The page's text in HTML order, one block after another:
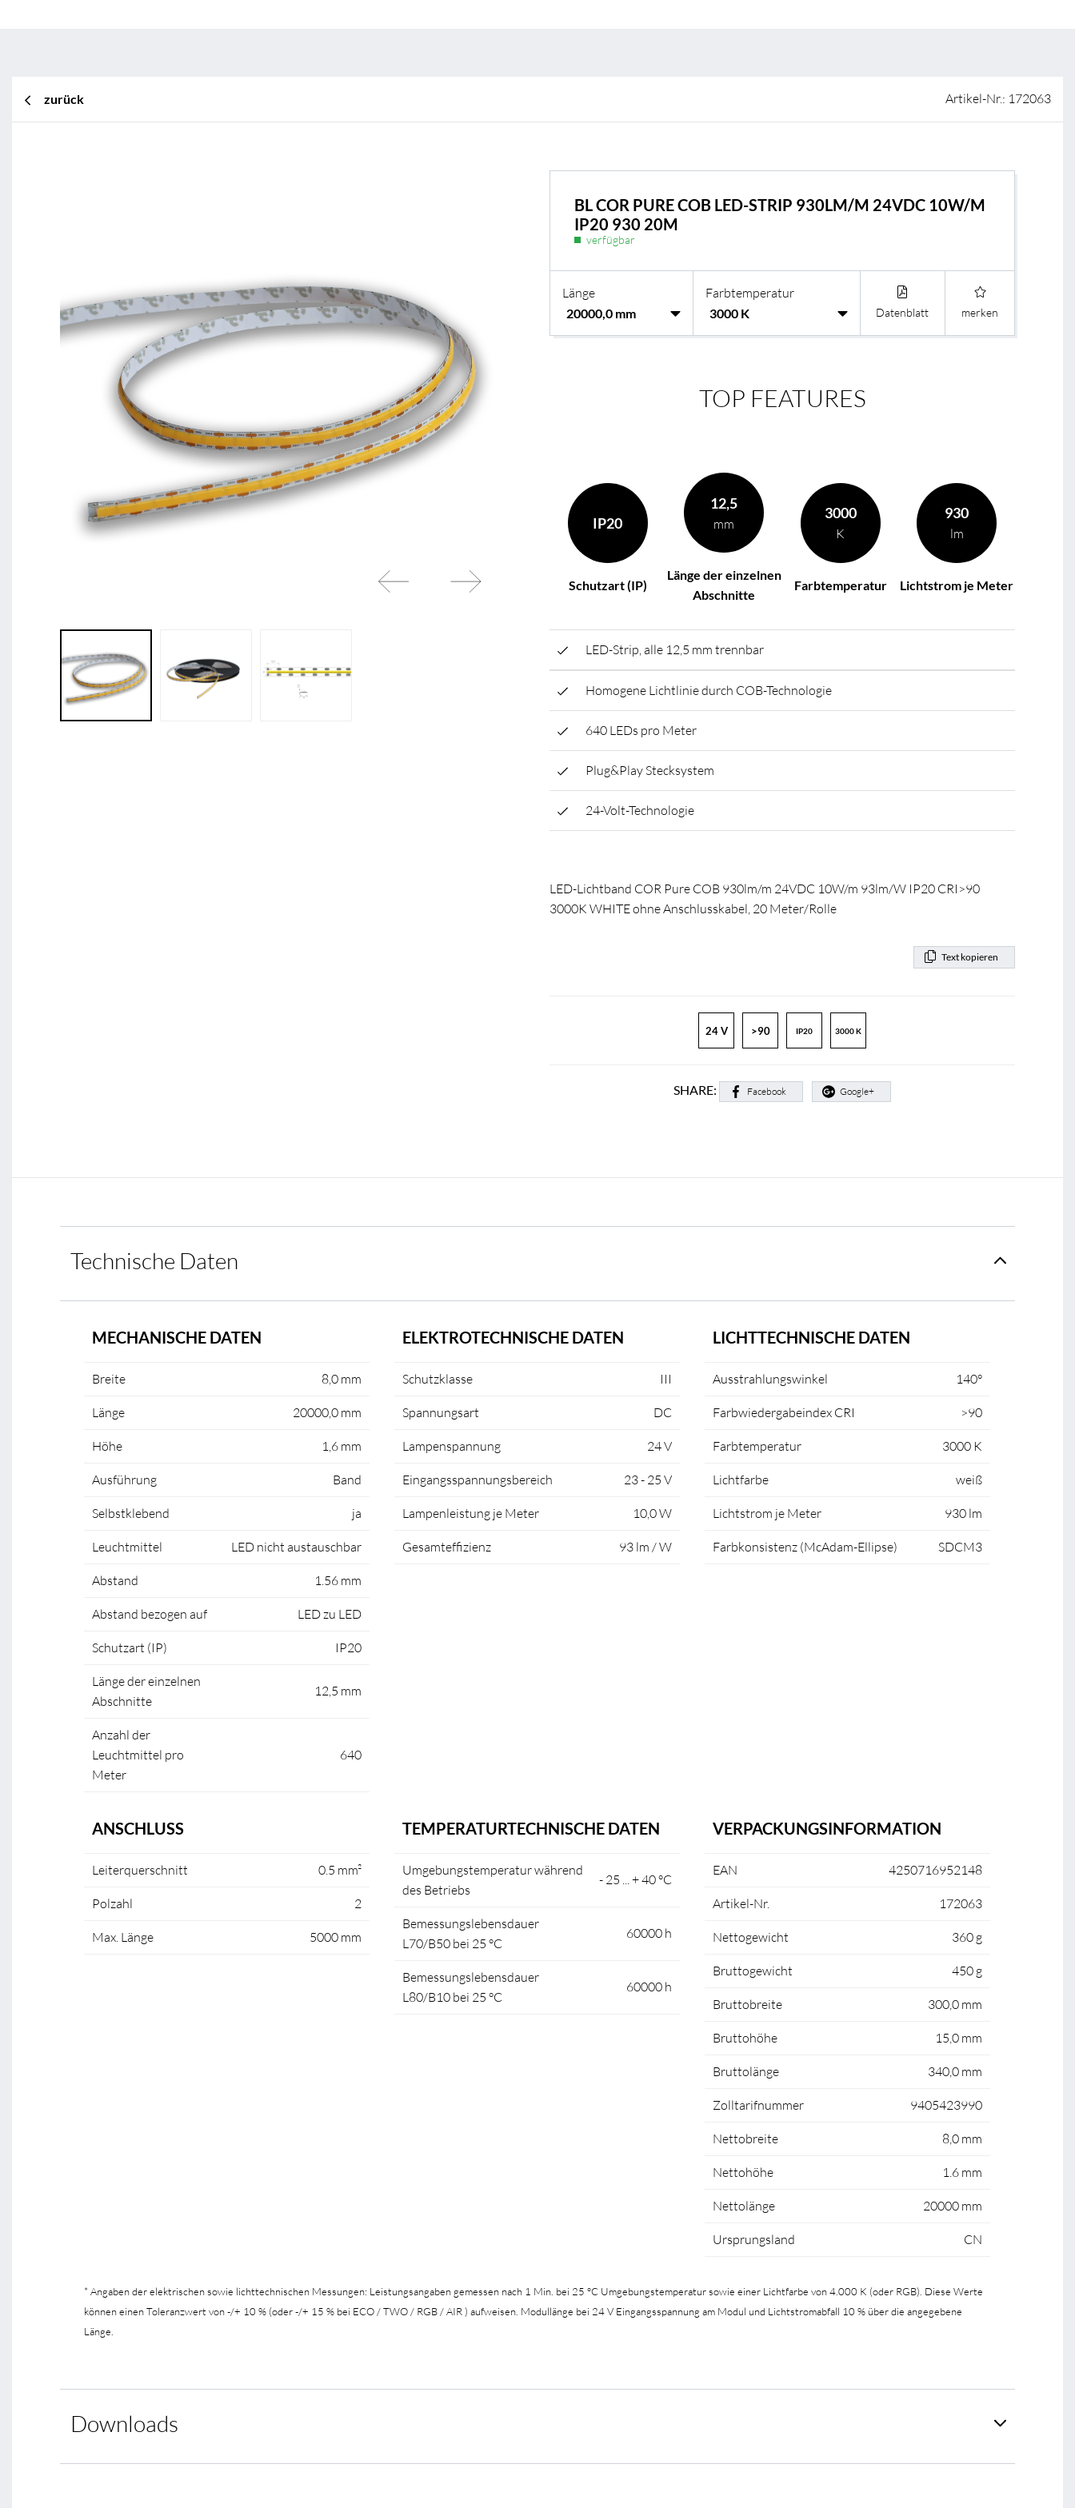
BL Shine XConfig
BL Shine XConfig - Sie stellen Ihr Produkt nach Ihren Wünschen zusammen
zurück Artikel-Nr.: 172063
BL COR PURE COB LED-STRIP 930LM/M 24VDC 10W/M
IP20 930 20M
verfügbar
Länge Farbtemperatur
Datenblatt merken
TOP FEATURES
IP20
Schutzart (IP)
12,5
mm
Länge der einzelnen
Abschnitte
3000
K
Farbtemperatur
930
lm
Lichtstrom je Meter
LED-Strip, alle 12,5 mm trennbar
Homogene Lichtlinie durch COB-Technologie
640 LEDs pro Meter
Plug&Play Stecksystem
24-Volt-Technologie
LED-Lichtband COR Pure COB 930lm/m 24VDC 10W/m 93lm/W IP20 CRI>90
3000K WHITE ohne Anschlusskabel, 20 Meter/Rolle
Text kopieren
24 V >90 IP20 3000 K
SHARE: Facebook Google+
Technische Daten
MECHANISCHE DATEN
Breite 8,0 mm
Länge 20000,0 mm
Höhe 1,6 mm
Ausführung Band
Selbstklebend ja
Leuchtmittel LED nicht austauschbar
Abstand 1.56 mm
Abstand bezogen auf LED zu LED
Schutzart (IP) IP20
Länge der einzelnen
Abschnitte
12,5 mm
Anzahl der
Leuchtmittel pro
Meter
640
ELEKTROTECHNISCHE DATEN
Schutzklasse III
Spannungsart DC
Lampenspannung 24 V
Eingangsspannungsbereich 23 - 25 V
Lampenleistung je Meter 10,0 W
Gesamteffizienz 93 lm / W
LICHTTECHNISCHE DATEN
Ausstrahlungswinkel 140°
Farbwiedergabeindex CRI >90
Farbtemperatur 3000 K
Lichtfarbe weiß
Lichtstrom je Meter 930 lm
Farbkonsistenz (McAdam-Ellipse) SDCM3
ANSCHLUSS
Leiterquerschnitt 0.5 mm²
Polzahl 2
Max. Länge 5000 mm
TEMPERATURTECHNISCHE DATEN
Umgebungstemperatur während
des Betriebs
- 25 ... + 40 °C
Bemessungslebensdauer
L70/B50 bei 25 °C
60000 h
Bemessungslebensdauer
L80/B10 bei 25 °C
60000 h
VERPACKUNGSINFORMATION
EAN 4250716952148
Artikel-Nr. 172063
Nettogewicht 360 g
Bruttogewicht 450 g
Bruttobreite 300,0 mm
Bruttohöhe 15,0 mm
Bruttolänge 340,0 mm
Zolltarifnummer 9405423990
Nettobreite 8,0 mm
Nettohöhe 1.6 mm
Nettolänge 20000 mm
Ursprungsland CN
* Angaben der elektrischen sowie lichttechnischen Messungen: Leistungsangaben gemessen nach 1 Min. bei 25 °C Umgebungstemperatur sowie einer Lichtfarbe von 4.000 K (oder RGB). Diese Werte
können einen Toleranzwert von -/+ 10 % (oder -/+ 15 % bei ECO / TWO / RGB / AIR ) aufweisen. Modullänge bei 24 V Eingangsspannung am Modul und Lichtstromabfall 10 % über die angegebene
Länge.
Downloads